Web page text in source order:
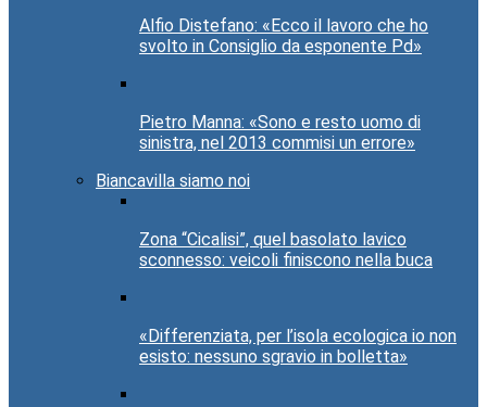
Alfio Distefano: «Ecco il lavoro che ho
svolto in Consiglio da esponente Pd»
Pietro Manna: «Sono e resto uomo di
sinistra, nel 2013 commisi un errore»
Biancavilla siamo noi
Zona “Cicalisi”, quel basolato lavico
sconnesso: veicoli finiscono nella buca
«Differenziata, per l’isola ecologica io non
esisto: nessuno sgravio in bolletta»